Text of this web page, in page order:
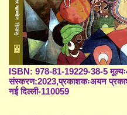
ISBN: 978-81-19229-38-5
संस्करण:2023,प्रकाशकःअयन
नई दिल्ली-110059